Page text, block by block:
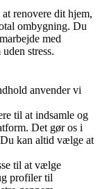
renovere dit hjem,
ombygning. Du
med
stress.
anvender vi
til at indsamle og
Det gør os i
kan altid vælge at
til at vælge
profiler til